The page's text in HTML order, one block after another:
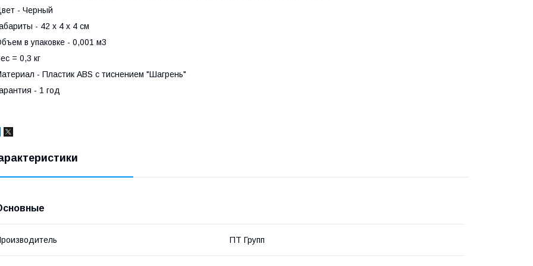
- Черный
- 42 х 4 х 4 см
в упаковке - 0,001 м3
= 0,3 кг
- Пластик ABS с тиснением "Шагрень"
- 1 год
ПТ Групп